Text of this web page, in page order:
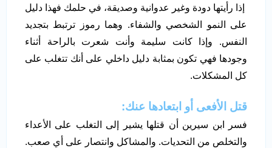
إذا رأيتها دودة وغير عدوانية وصديقة، في حلمك فهذا دليل
على النمو الشخصي والشفاء. وهما رموز ترتبط بتجديد
النفس. وإذا كانت سليمة وأنت شعرت بالراحة أثناء
وجودها فهي تكون بمثابة دليل داخلي على أنك تتغلب على
كل المشكلات.
قتل الأفعى أو ابتعادها عنك:
فسر ابن سيرين أن قتلها يشير إلى التغلب على الأعداء
والتخلص من التحديات. والمشاكل وانتصار على أي صعب.